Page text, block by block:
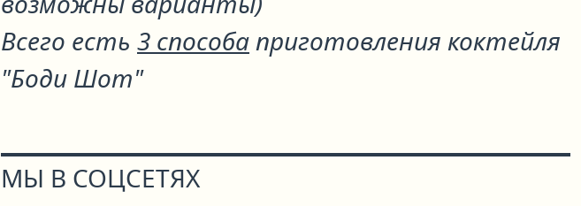
Всего есть 3 способаприготовления коктейля
"Боди Шот"
МЫ В СОЦСЕТЯХ